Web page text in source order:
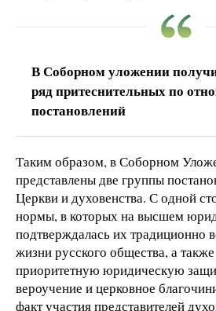
В Соборном уложении
ряд притеснительных по
постановлений
Таким образом, в Соборном
представлены две группы
Церкви и духовенства. С одной
нормы, в которых на высшем
подтверждалась их традиционно
жизни русского общества, а
приоритетную юридическую
вероучение и церковное
факт участия представителей